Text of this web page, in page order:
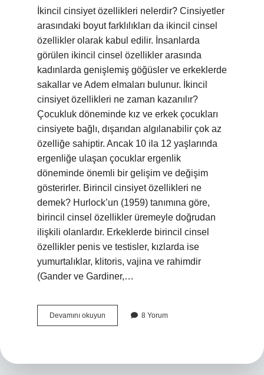
İkincil cinsiyet özellikleri nelerdir? Cinsiyetler
arasındaki boyut farklılıkları da ikincil cinsel
özellikler olarak kabul edilir. İnsanlarda
görülen ikincil cinsel özellikler arasında
kadınlarda genişlemiş göğüsler ve erkeklerde
sakallar ve Adem elmaları bulunur. İkincil
cinsiyet özellikleri ne zaman kazanılır?
Çocukluk döneminde kız ve erkek çocukları
cinsiyete bağlı, dışarıdan algılanabilir çok az
özelliğe sahiptir. Ancak 10 ila 12 yaşlarında
ergenliğe ulaşan çocuklar ergenlik
döneminde önemli bir gelişim ve değişim
gösterirler. Birincil cinsiyet özellikleri ne
demek? Hurlock’un (1959) tanımına göre,
birincil cinsel özellikler üremeyle doğrudan
ilişkili olanlardır. Erkeklerde birincil cinsel
özellikler penis ve testisler, kızlarda ise
yumurtalıklar, klitoris, vajina ve rahimdir
(Gander ve Gardiner,…
Devamını okuyun
Cinsiyet
8 Yorum